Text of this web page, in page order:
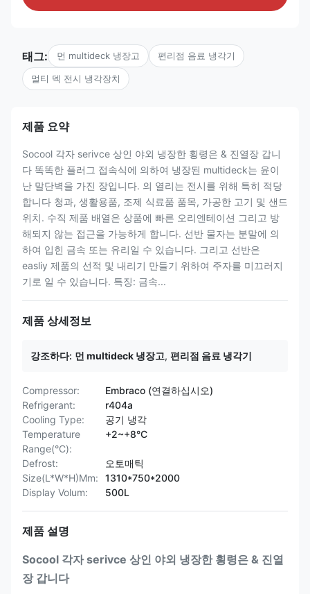
태그: 먼 multideck 냉장고 편리점 음료 냉각기
멀티 덱 전시 냉각장치
제품 요약
Socool 각자 serivce 상인 야외 냉장한 횡령은 & 진열장 갑니
다 똑똑한 플러그 접속식에 의하여 냉장된 multideck는 윤이
난 말단벽을 가진 장입니다. 의 열리는 전시를 위해 특히 적당
합니다 청과, 생활용품, 조제 식료품 품목, 가공한 고기 및 샌드
위치. 수직 제품 배열은 상품에 빠른 오리엔테이션 그리고 방
해되지 않는 접근을 가능하게 합니다. 선반 물자는 분말에 의
하여 입힌 금속 또는 유리일 수 있습니다. 그리고 선반은
easliy 제품의 선적 및 내리기 만들기 위하여 주자를 미끄러지
기로 일 수 있습니다. 특징: 금속...
제품 상세정보
강조하다: 먼 multideck 냉장고, 편리점 음료 냉각기
Compressor:
Embraco (연결하십시오)
Refrigerant:
r404a
Cooling Type:
공기 냉각
Temperature
Range(°C):
+2~+8°C
Defrost:
오토매틱
Size(L*W*H)Mm:
1310*750*2000
Display Volum:
500L
제품 설명
Socool 각자 serivce 상인 야외 냉장한 횡령은 & 진열
장 갑니다